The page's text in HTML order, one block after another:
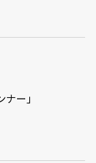
ー」